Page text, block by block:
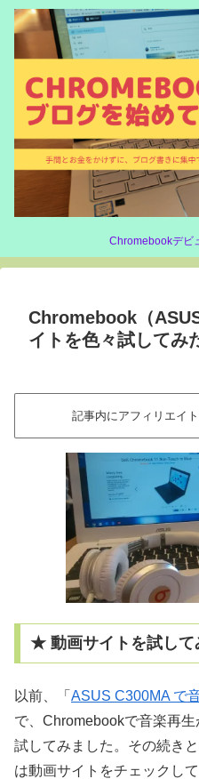
Chromebookデビ
Chromebook（
イトを色々試してみ
記事内にアフィリエイ
★ 動画サイトを試して
以前、「 ASUS C300MA で
で、Chromebookで音楽再
試してみました。その続き
は動画サイトをチェックして